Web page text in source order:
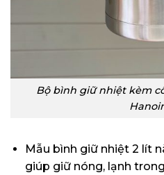
Bộ bình giữ nhiệt kèm
Mẫu bình giữ nhiệt 2 lít
giúp giữ nóng, lạnh